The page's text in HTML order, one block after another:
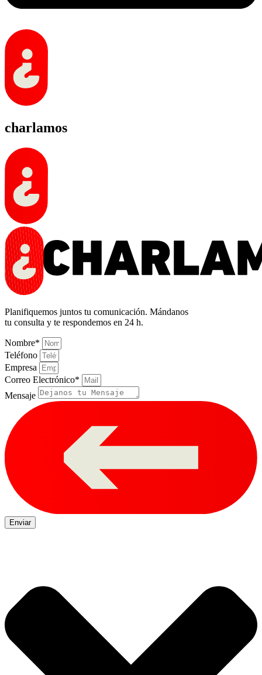
charlamos
Planifiquemos juntos tu comunicación. Mándanos
tu consulta y te respondemos en 24 h.
Nombre*
Teléfono
Empresa
Correo Electrónico*
Mensaje
Enviar